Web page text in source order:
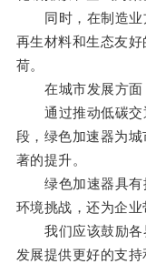
同时，在制造业
再生材料和生态友
荷。
在城市发展方面
通过推动低碳交
段，绿色加速器为
著的提升。
绿色加速器具有
环境挑战，还为企业
我们应该鼓励各
发展提供更好的支持